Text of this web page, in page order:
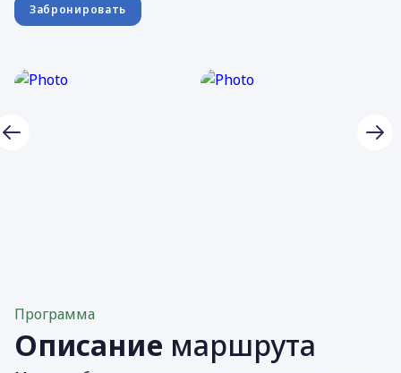
Забронировать
Программа
Описание маршрута